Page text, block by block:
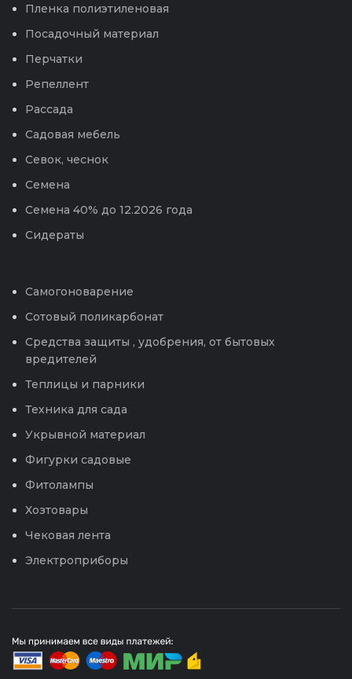
Пленка полиэтиленовая
Посадочный материал
Перчатки
Репеллент
Рассада
Садовая мебель
Севок, чеснок
Семена
Семена 40% до 12.2026 года
Сидераты
Самогоноварение
Сотовый поликарбонат
Средства защиты , удобрения, от бытовых
вредителей
Теплицы и парники
Техника для сада
Укрывной материал
Фигурки садовые
Фитолампы
Хозтовары
Чековая лента
Электроприборы